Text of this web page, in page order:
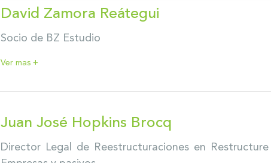
David Zamora Reátegui
Socio de BZ Estudio
Ver mas +
Juan José Hopkins Brocq
Director Legal de Reestructuraciones en Restructure |